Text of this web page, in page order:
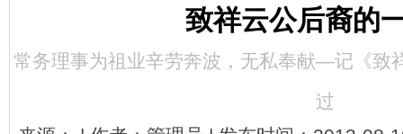
致祥云公后裔的
常务理事为祖业辛劳奔波，无私奉献—记《致
过